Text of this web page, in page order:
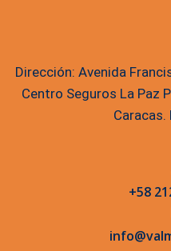
Dirección: Avenida
Centro Seguros La Paz
Caracas.
+58